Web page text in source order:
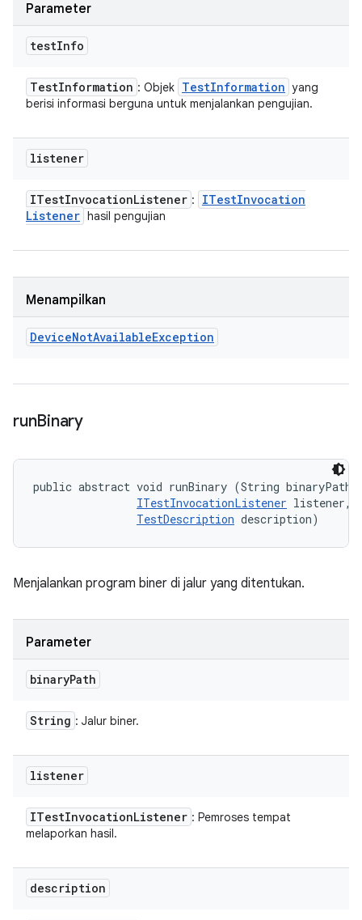
Parameter
testInfo
TestInformation : Objek TestInformation yang
berisi informasi berguna untuk menjalankan pengujian.
listener
ITestInvocationListener : ITestInvocation
Listener hasil pengujian
Menampilkan
DeviceNotAvailableException
runBinary
public abstract void runBinary (String
ITestInvocationListener listener,
TestDescription description)
Menjalankan program biner di jalur yang ditentukan.
Parameter
binaryPath
String : Jalur biner.
listener
ITestInvocationListener : Pemroses tempat
melaporkan hasil.
description